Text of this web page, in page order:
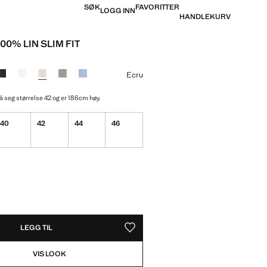
SØKLOGG INNFAVORITTER
HANDLEKURV
LIN SLIM FIT
[kr 849,00 ]
Ecru
seg størrelse 42 og er 186cm høy.
40 42 44 46
LEGG TIL LAGRE SOM FAVORITT
VIS LOOK